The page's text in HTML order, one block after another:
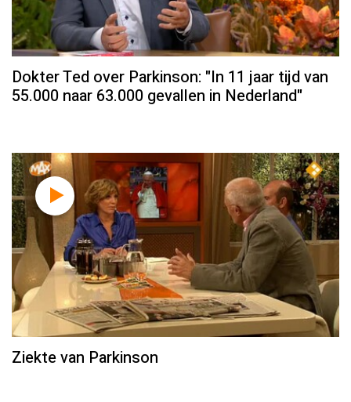
Dokter Ted over Parkinson: "In 11 jaar tijd van
55.000 naar 63.000 gevallen in Nederland"
Ziekte van Parkinson